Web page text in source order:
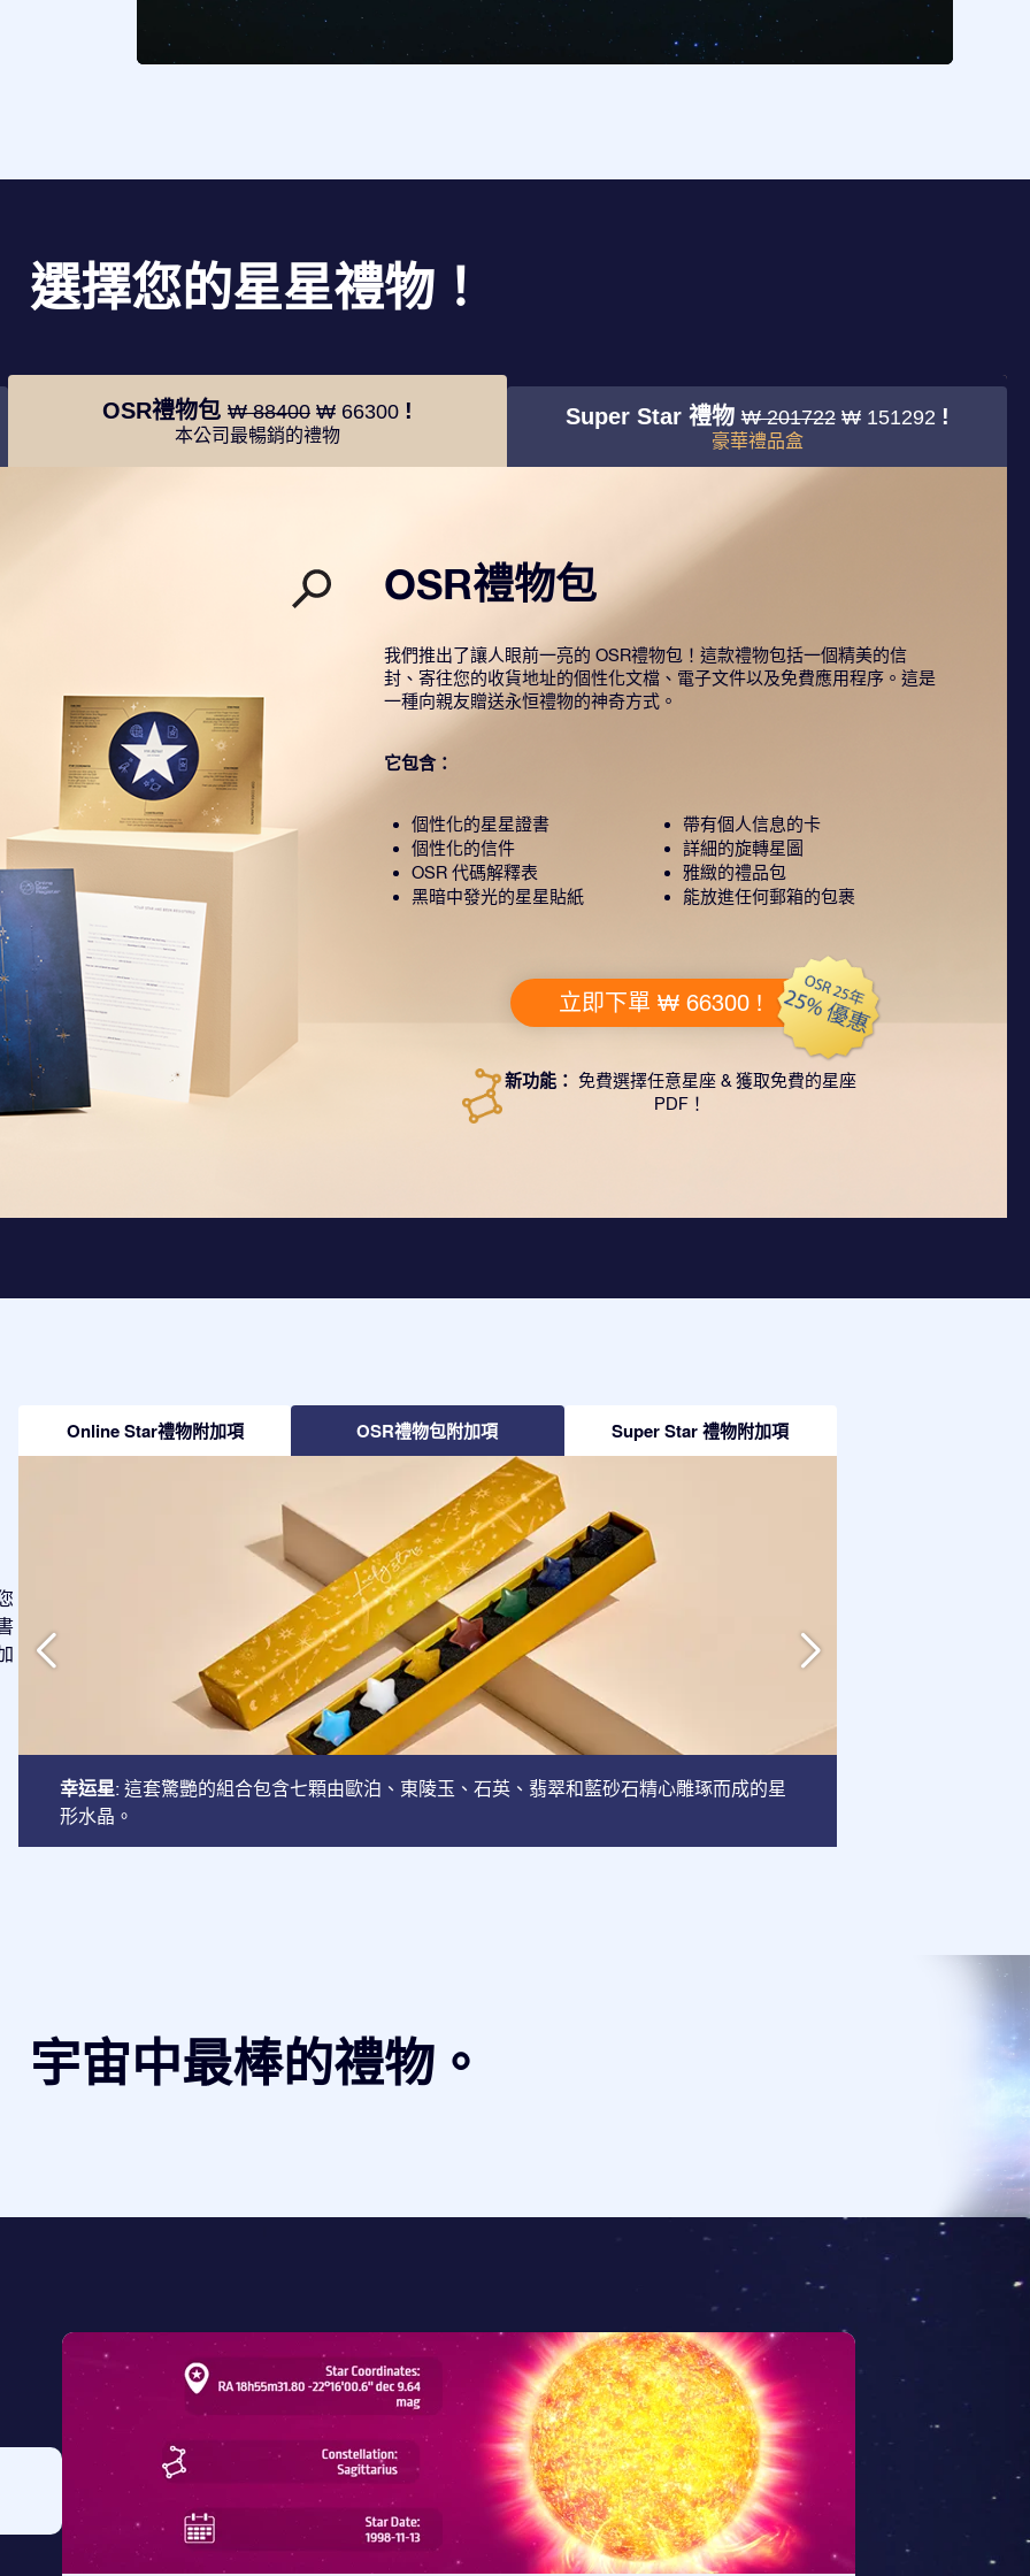
選擇您的星星禮物！
OSR禮物包 ₩ 88400 ₩ 66300 !
本公司最暢銷的禮物
Super Star 禮物₩ 201722 ₩ 151292 !
豪華禮品盒
OSR禮物包
我們推出了讓人眼前一亮的 OSR禮物包！這款禮物包括一個精美的信
封、寄往您的收貨地址的個性化文檔、電子文件以及免費應用程序。這是
一種向親友贈送永恒禮物的神奇方式。
它包含：
個性化的星星證書
個性化的信件
OSR 代碼解釋表
黑暗中發光的星星貼紙
帶有個人信息的卡
詳細的旋轉星圖
雅緻的禮品包
能放進任何郵箱的包裹
立即下單 ₩ 66300 !
新功能： 免費選擇任意星座 & 獲取免費的星座
PDF！
Online Star禮物附加項 OSR禮物包附加項 Super Star 禮物附加項
幸运星: 這套驚艷的組合包含七顆由歐泊、東陵玉、石英、翡翠和藍砂石精心雕琢而成的星
形水晶。
宇宙中最棒的禮物。